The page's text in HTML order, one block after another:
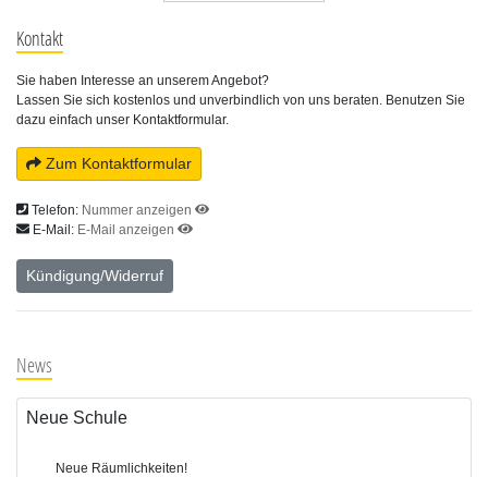
Kontakt
Sie haben Interesse an unserem Angebot?
Lassen Sie sich kostenlos und unverbindlich von uns beraten. Benutzen Sie
dazu einfach unser Kontaktformular.
Zum Kontaktformular
Telefon: Nummer anzeigen
E-Mail: E-Mail anzeigen
Kündigung/Widerruf
News
Neue Schule
Neue Räumlichkeiten!